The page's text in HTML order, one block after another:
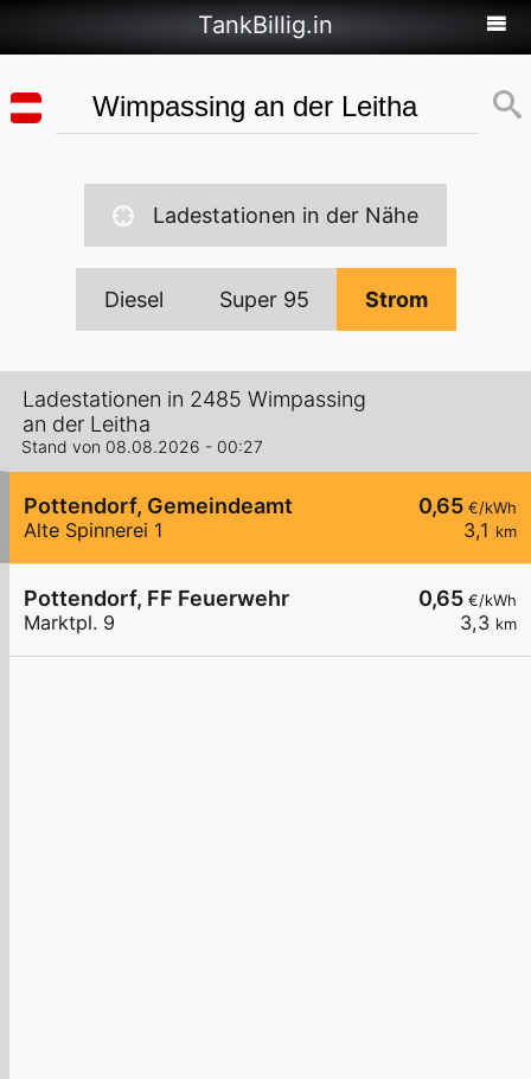
TankBillig.in
Ladestationen in der Nähe
Diesel Super 95 Strom
Ladestationen in 2485 Wimpassing
an der Leitha
Stand von 08.08.2026 - 00:27
0,65 €/kWh
3,1 km
Pottendorf, Gemeindeamt
Alte Spinnerei 1
0,65 €/kWh
3,3 km
Pottendorf, FF Feuerwehr
Marktpl. 9